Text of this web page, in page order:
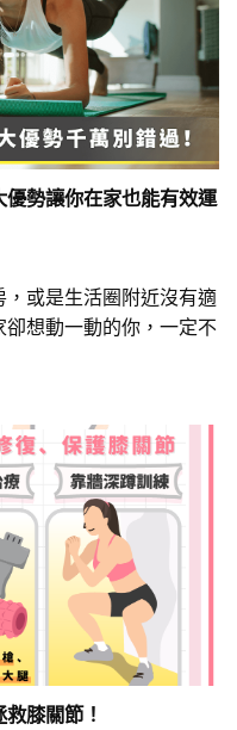
勢讓你在家也能有效運
或是生活圈附近沒有適
想動一動的你，一定不
膝關節！